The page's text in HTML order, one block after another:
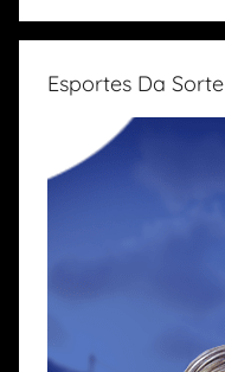
Esportes Da Sorte